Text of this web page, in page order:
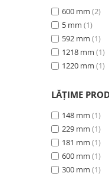
600 mm (2)
5 mm (1)
592 mm (1)
1218 mm (1)
1220 mm (1)
LĂȚIME
148 mm (1)
229 mm (1)
181 mm (1)
600 mm (1)
300 mm (1)